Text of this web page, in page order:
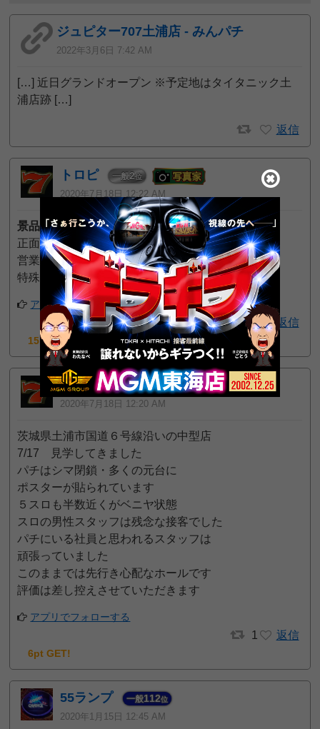
ジュピター707土浦店 - みんパチ
2022年3月6日 7:42 AM
[…] 近日グランドオープン ※予定地はタイタニック土
浦店跡 […]
返信
トロピ 一般2位
2020年7月18日 12:22 AM
景品交換所の場所
正面入口左
営業時間 １０時～ラスト
特殊景品 ５千円、千円、５００円
アプリでフォローする
返信
15pt GET!
トロピ 一般2位
2020年7月18日 12:20 AM
茨城県土浦市国道６号線沿いの中型店
7/17 見学してきました
パチはシマ閉鎖・多くの元台に
ポスターが貼られています
５スロも半数近くがベニヤ状態
スロの男性スタッフは残念な接客でした
パチにいる社員と思われるスタッフは
頑張っていました
このままでは先行き心配なホールです
評価は差し控えさせていただきます
アプリでフォローする
1 返信
6pt GET!
55ランプ 一般112位
2020年1月15日 12:45 AM